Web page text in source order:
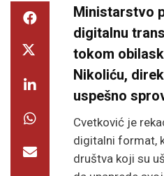
Ministarstvo
digitalnu
tokom
Nikoliću,
uspešno
Cvetković je
digitalni format,
društva koji su